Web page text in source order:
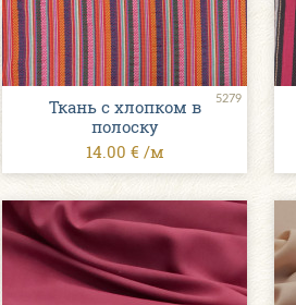
5279
Ткань с хлопком в
полоску
14.00 € /м